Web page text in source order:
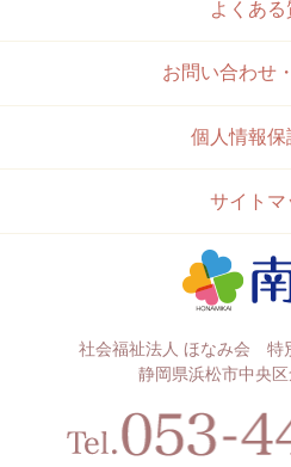
よくある
お問い合わせ
個人情報保
サイトマ
社会福祉法人 ほなみ会 特
静岡県浜松市中央